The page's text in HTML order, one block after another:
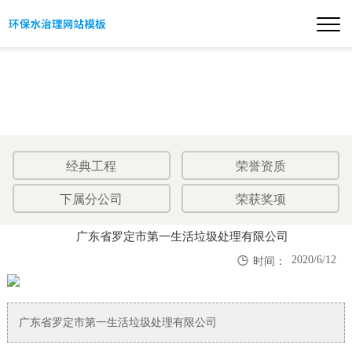
经典工程 荣誉资质
下属分公司 荣获奖项
广东省罗定市第一生活垃圾处理有限公司
 时间： 2020/6/12
广东省罗定市第一生活垃圾处理有限公司